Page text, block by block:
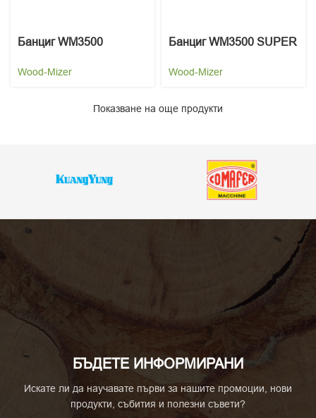
Банциг WM3500
Wood-Mizer
Банциг WM3500 SUPER
Wood-Mizer
Показване на още продукти
БЪДЕТЕ ИНФОРМИРАНИ
Искате ли да научавате първи за нашите промоции, нови
продукти, събития и полезни съвети?